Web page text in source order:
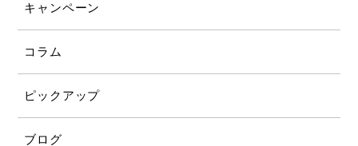
キャンペーン
コラム
ピックアップ
ブログ